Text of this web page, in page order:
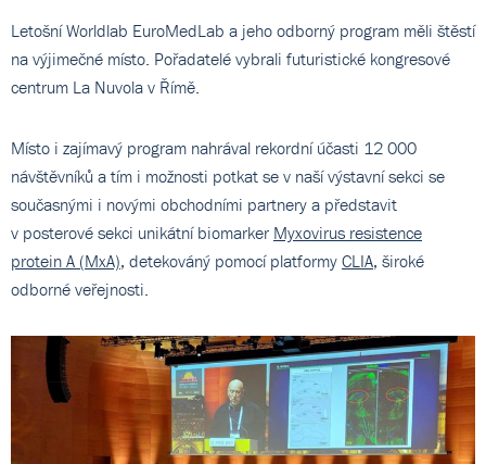
Letošní Worldlab EuroMedLab a jeho odborný program měli štěstí
na výjimečné místo. Pořadatelé vybrali futuristické kongresové
centrum La Nuvola v Římě.
Místo i zajímavý program nahrával rekordní účasti 12 000
návštěvníků a tím i možnosti potkat se v naší výstavní sekci se
současnými i novými obchodními partnery a představit
v posterové sekci unikátní biomarker Myxovirus resistence
protein A (MxA), detekováný pomocí platformy CLIA, široké
odborné veřejnosti.